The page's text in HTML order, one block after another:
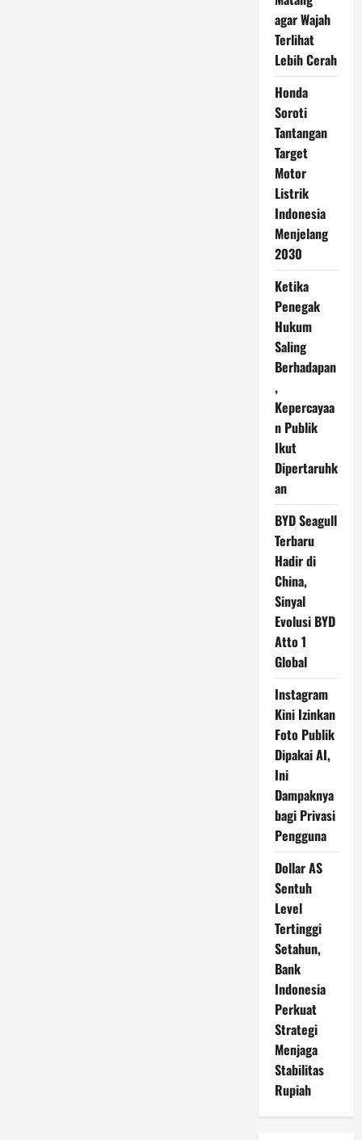
agar Wajah
Terlihat
Lebih Cerah
Honda
Soroti
Tantangan
Target
Motor
Listrik
Indonesia
Menjelang
2030
Ketika
Penegak
Hukum
Saling
Berhadapan
,
Kepercayaa
n Publik
Ikut
Dipertaruhk
an
BYD Seagull
Terbaru
Hadir di
China,
Sinyal
Evolusi BYD
Atto 1
Global
Instagram
Kini Izinkan
Foto Publik
Dipakai AI,
Ini
Dampaknya
bagi Privasi
Pengguna
Dollar AS
Sentuh
Level
Tertinggi
Setahun,
Bank
Indonesia
Perkuat
Strategi
Menjaga
Stabilitas
Rupiah